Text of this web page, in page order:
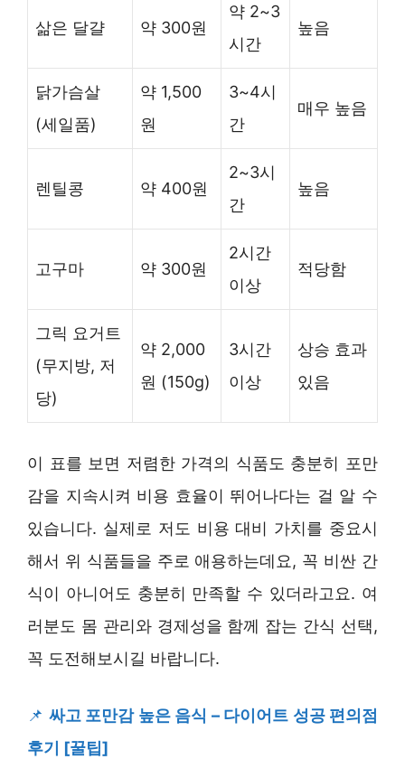
삶은 달걀 약 300원
약 2~3
시간
높음
닭가슴살
(세일품)
약 1,500
원
3~4시
간
매우 높음
렌틸콩 약 400원
2~3시
간
높음
고구마 약 300원
2시간
이상
적당함
그릭 요거트
(무지방, 저
당)
약 2,000
원 (150g)
3시간
이상
상승 효과
있음
이 표를 보면 저렴한 가격의 식품도 충분히 포만
감을 지속시켜 비용 효율이 뛰어나다는 걸 알 수
있습니다. 실제로 저도 비용 대비 가치를 중요시
해서 위 식품들을 주로 애용하는데요, 꼭 비싼 간
식이 아니어도 충분히 만족할 수 있더라고요. 여
러분도 몸 관리와 경제성을 함께 잡는 간식 선택,
꼭 도전해보시길 바랍니다.
📌 싸고 포만감 높은 음식 – 다이어트 성공 편의점
후기 [꿀팁]